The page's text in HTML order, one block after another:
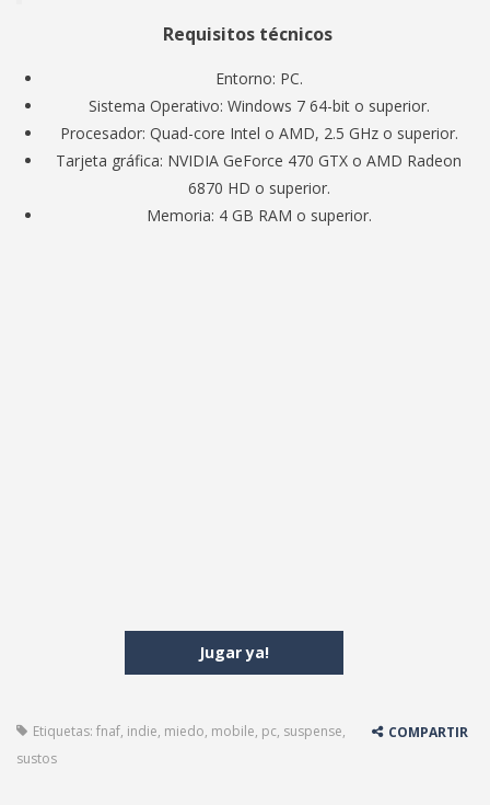
Jugar ya!
Requisitos técnicos
Entorno: PC.
Sistema Operativo: Windows 7 64-bit o superior.
Procesador: Quad-core Intel o AMD, 2.5 GHz o superior.
Tarjeta gráfica: NVIDIA GeForce 470 GTX o AMD Radeon
6870 HD o superior.
Memoria: 4 GB RAM o superior.
Etiquetas: fnaf, indie, miedo, mobile, pc, suspense,
sustos
COMPARTIR